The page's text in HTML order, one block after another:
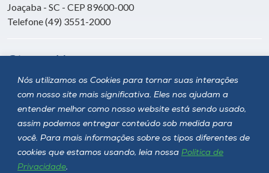
Nós utilizamos os Cookies para tornar suas interações
com nosso site mais significativa. Eles nos ajudam a
entender melhor como nosso website está sendo usado,
assim podemos entregar conteúdo sob medida para
você. Para mais informações sobre os tipos diferentes de
cookies que estamos usando, leia nossa Política de
Privacidade.
Joaçaba - SC - CEP 89600-000
Telefone (49) 3551-2000